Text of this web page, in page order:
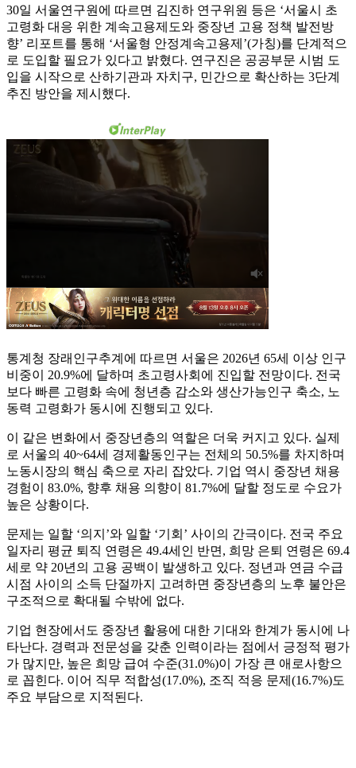
30일 서울연구원에 따르면 김진하 연구위원 등은 ‘서울시 초
고령화 대응 위한 계속고용제도와 중장년 고용 정책 발전방
향’ 리포트를 통해 ‘서울형 안정계속고용제’(가칭)를 단계적으
로 도입할 필요가 있다고 밝혔다. 연구진은 공공부문 시범 도
입을 시작으로 산하기관과 자치구, 민간으로 확산하는 3단계
추진 방안을 제시했다.
통계청 장래인구추계에 따르면 서울은 2026년 65세 이상 인구
비중이 20.9%에 달하며 초고령사회에 진입할 전망이다. 전국
보다 빠른 고령화 속에 청년층 감소와 생산가능인구 축소, 노
동력 고령화가 동시에 진행되고 있다.
이 같은 변화에서 중장년층의 역할은 더욱 커지고 있다. 실제
로 서울의 40~64세 경제활동인구는 전체의 50.5%를 차지하며
노동시장의 핵심 축으로 자리 잡았다. 기업 역시 중장년 채용
경험이 83.0%, 향후 채용 의향이 81.7%에 달할 정도로 수요가
높은 상황이다.
문제는 일할 ‘의지’와 일할 ‘기회’ 사이의 간극이다. 전국 주요
일자리 평균 퇴직 연령은 49.4세인 반면, 희망 은퇴 연령은 69.4
세로 약 20년의 고용 공백이 발생하고 있다. 정년과 연금 수급
시점 사이의 소득 단절까지 고려하면 중장년층의 노후 불안은
구조적으로 확대될 수밖에 없다.
기업 현장에서도 중장년 활용에 대한 기대와 한계가 동시에 나
타난다. 경력과 전문성을 갖춘 인력이라는 점에서 긍정적 평가
가 많지만, 높은 희망 급여 수준(31.0%)이 가장 큰 애로사항으
로 꼽힌다. 이어 직무 적합성(17.0%), 조직 적응 문제(16.7%)도
주요 부담으로 지적된다.